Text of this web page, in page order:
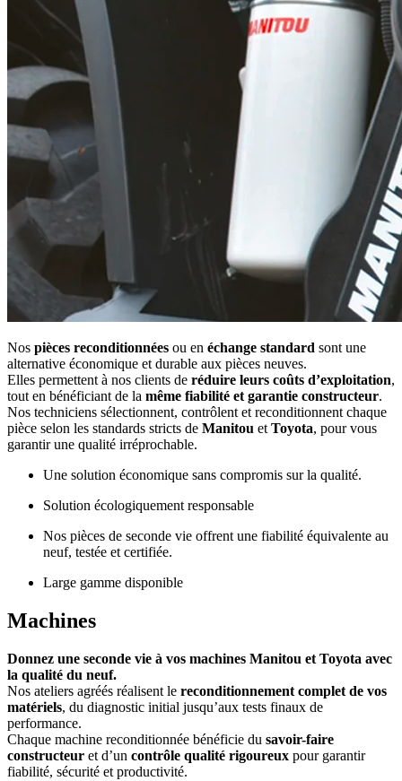
Nos pièces reconditionnées ou en échange standard sont une
alternative économique et durable aux pièces neuves.
Elles permettent à nos clients de réduire leurs coûts d’exploitation,
tout en bénéficiant de la même fiabilité et garantie constructeur.
Nos techniciens sélectionnent, contrôlent et reconditionnent chaque
pièce selon les standards stricts de Manitou et Toyota, pour vous
garantir une qualité irréprochable.
Une solution économique sans compromis sur la qualité.
Solution écologiquement responsable
Nos pièces de seconde vie offrent une fiabilité équivalente au
neuf, testée et certifiée.
Large gamme disponible
Machines
Donnez une seconde vie à vos machines Manitou et Toyota avec
la qualité du neuf.
Nos ateliers agréés réalisent le reconditionnement complet de vos
matériels, du diagnostic initial jusqu’aux tests finaux de
performance.
Chaque machine reconditionnée bénéficie du savoir-faire
constructeur et d’un contrôle qualité rigoureux pour garantir
fiabilité, sécurité et productivité.